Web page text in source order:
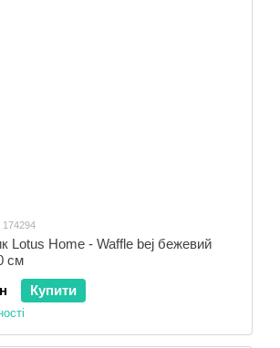
174294
Lotus Home - Waffle bej бежевий
см
Купити